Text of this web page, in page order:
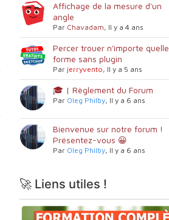
Affichage de la mesure d'un
angle
Par Chavadam, Il y a 4 ans
Percer trouer n'importe quelle
forme sans plugin
Par jerryvento, Il y a 5 ans
🎓 | Règlement du Forum
Par Oleg Philby, Il y a 6 ans
Bienvenue sur notre forum !
Présentez-vous 😀
Par Oleg Philby, Il y a 6 ans
🚀 Liens utiles !